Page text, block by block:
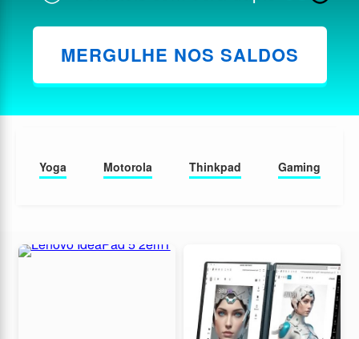
MERGULHE NOS SALDOS
Yoga Motorola Thinkpad Gaming